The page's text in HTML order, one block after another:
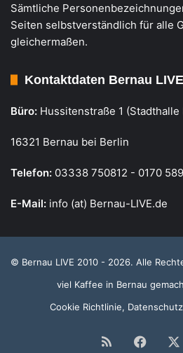
Sämtliche
Seiten selbstverständlich für alle
gleichermaßen.
Kontaktdaten Bernau LIVE
Büro: Hussitenstraße 1 (Stadthalle
16321 Bernau bei Berlin
Telefon: 03338 750812 - 0170
E-Mail: info (at) Bernau-LIVE.de
© Bernau LIVE 2010 - 2026. Alle
viel Kaffee in Bernau
Cookie Richtlinie,
RSS